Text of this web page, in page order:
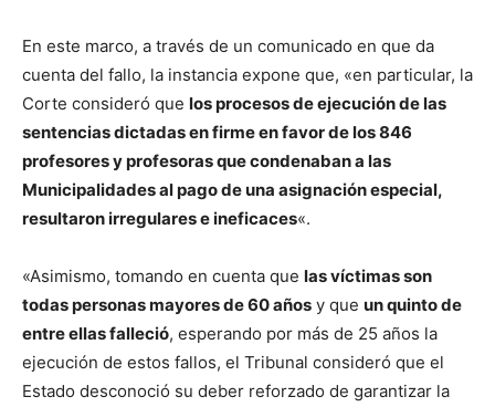
En este marco, a través de un comunicado en que da
cuenta del fallo, la instancia expone que, «en particular, la
Corte consideró que los procesos de ejecución de las
sentencias dictadas en firme en favor de los 846
profesores y profesoras que condenaban a las
Municipalidades al pago de una asignación especial,
resultaron irregulares e ineficaces«.
«Asimismo, tomando en cuenta que las víctimas son
todas personas mayores de 60 años y que un quinto de
entre ellas falleció, esperando por más de 25 años la
ejecución de estos fallos, el Tribunal consideró que el
Estado desconoció su deber reforzado de garantizar la